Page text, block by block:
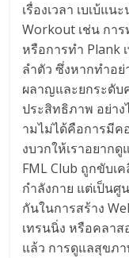
เรื่องเวลา เบเบ้แ
Workout เช่น กา
หรือการทำ Plank
ลำตัว ซึ่งหากทำอย่
ผลาญและยกระดับ
ประสิทธิภาพ อย่า
ามไม่ได้คือการมี
งบวกให้เราอยากดู
FML Club ถูกขับเ
กำลังกาย แต่เป็น
กันในการสร้าง
เทรนนิ่ง หรือคลาส
แล้ว การดูแลสุขภ